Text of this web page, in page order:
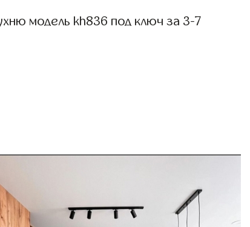
модель kh836 под ключ за 3-7